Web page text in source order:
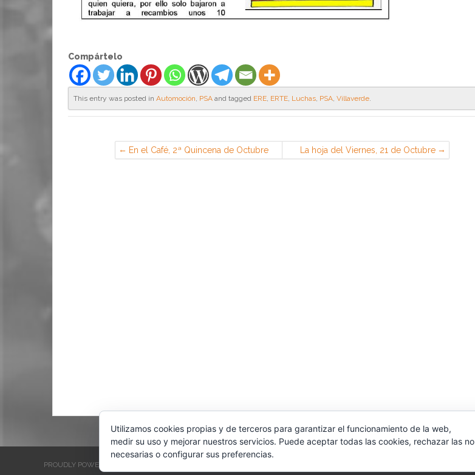
Compártelo
This entry was posted in Automoción PSA and tagged ERE ERTE Luchas PSA Villaverde
En el Café, 2ª Quincena de Octubre
(CGT en Illescas)
La hoja del Viernes, 21 de Octubre
(CGT en EADS Airbus, Getafe)
PROUDLY POWERED BY WORDPRESS
Utilizamos cookies propias y de terceros para garantizar el funcionamiento de la web,
medir su uso y mejorar nuestros servicios. Puede aceptar todas las cookies, rechazar las no
necesarias o configurar sus preferencias.